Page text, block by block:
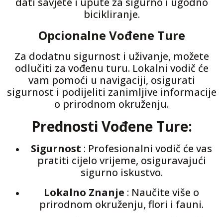
bicikliranje.
Opcionalne Vođene Ture
Za dodatnu sigurnost i uživanje, možete
odlučiti za vođenu turu. Lokalni vodič će
vam pomoći u navigaciji, osigurati
sigurnost i podijeliti zanimljive informacije
o prirodnom okruženju.
Prednosti Vođene Ture:
Sigurnost : Profesionalni vodič će vas
pratiti cijelo vrijeme, osiguravajući
sigurno iskustvo.
Lokalno Znanje : Naučite više o
prirodnom okruženju, flori i fauni.